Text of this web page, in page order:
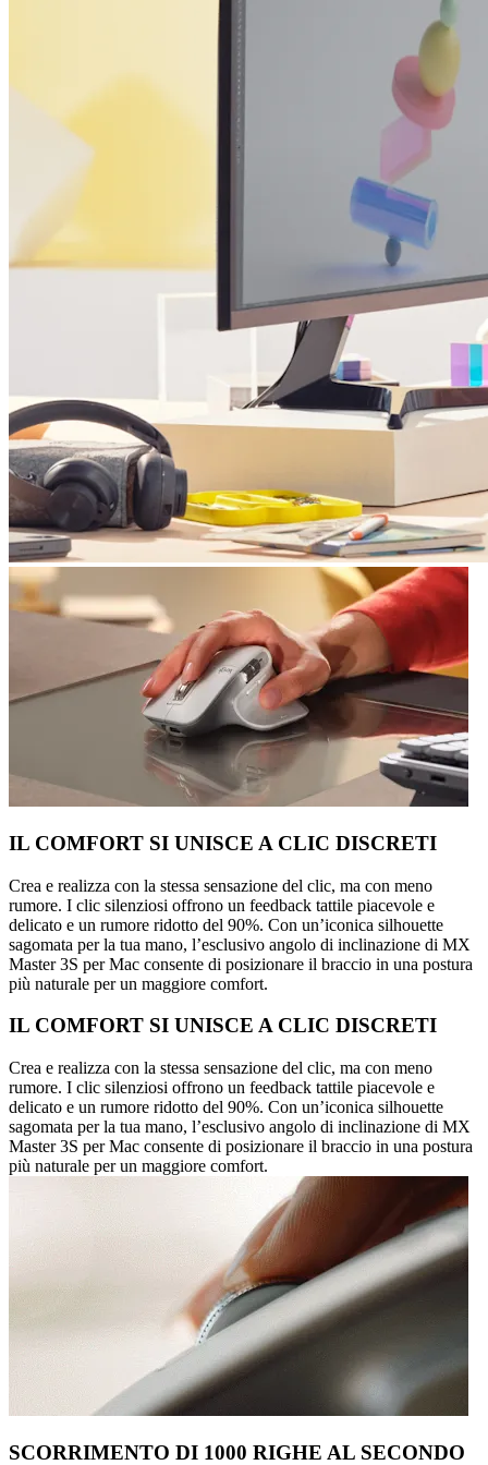
IL COMFORT SI UNISCE A CLIC DISCRETI
Crea e realizza con la stessa sensazione del clic, ma con meno
rumore. I clic silenziosi offrono un feedback tattile piacevole e
delicato e un rumore ridotto del 90%. Con un’iconica silhouette
sagomata per la tua mano, l’esclusivo angolo di inclinazione di MX
Master 3S per Mac consente di posizionare il braccio in una postura
più naturale per un maggiore comfort.
IL COMFORT SI UNISCE A CLIC DISCRETI
Crea e realizza con la stessa sensazione del clic, ma con meno
rumore. I clic silenziosi offrono un feedback tattile piacevole e
delicato e un rumore ridotto del 90%. Con un’iconica silhouette
sagomata per la tua mano, l’esclusivo angolo di inclinazione di MX
Master 3S per Mac consente di posizionare il braccio in una postura
più naturale per un maggiore comfort.
SCORRIMENTO DI 1000 RIGHE AL SECONDO